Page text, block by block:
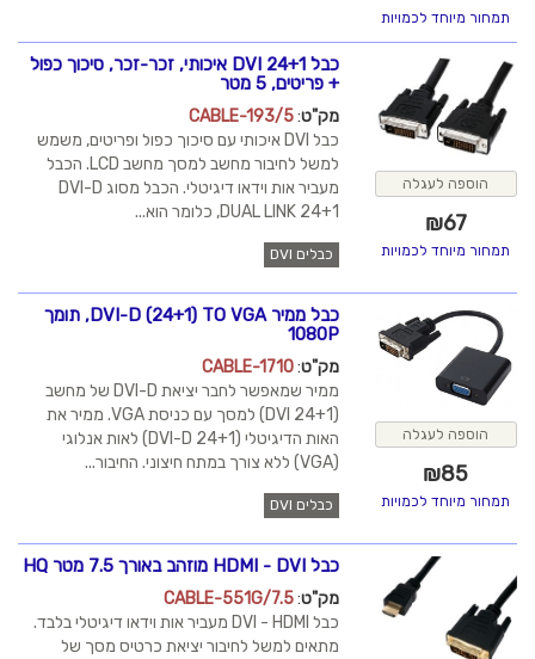
תמחור מיוחד לכמויות
הוספה לעגלה
₪67
תמחור מיוחד לכמויות
כבל DVI 24+1 איכותי, זכר-זכר, סיכוך כפול
+ פריטים, 5 מטר
מק"ט:
CABLE-193/5
כבל DVI איכותי עם סיכוך כפול ופריטים, משמש
למשל לחיבור מחשב למסך מחשב LCD. הכבל
מעביר אות וידאו דיגיטלי. הכבל מסוג DVI-D
DUAL LINK 24+1, כלומר הוא...
כבלים DVI
הוספה לעגלה
₪85
תמחור מיוחד לכמויות
כבל ממיר DVI-D (24+1) TO VGA, תומך
1080P
מק"ט:
CABLE-1710
ממיר שמאפשר לחבר יציאת DVI-D של מחשב
(DVI 24+1) למסך עם כניסת VGA. ממיר את
האות הדיגיטלי (24+1 DVI-D) לאות אנלוגי
(VGA) ללא צורך במתח חיצוני. החיבור...
כבלים DVI
כבל HDMI - DVI מוזהב באורך 7.5 מטר HQ
מק"ט:
CABLE-551G/7.5
כבל DVI - HDMI מעביר אות וידאו דיגיטלי בלבד.
מתאים למשל לחיבור יציאת כרטיס מסך של